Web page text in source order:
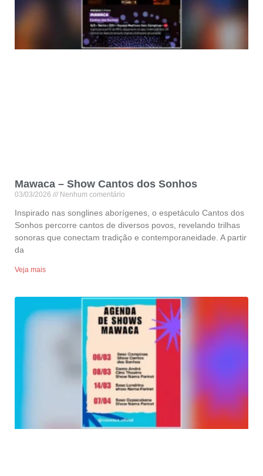
Mawaca – Show Cantos dos Sonhos
03/03/2026 Nenhum comentário
Inspirado nas songlines aborígenes, o espetáculo Cantos dos
Sonhos percorre cantos de diversos povos, revelando trilhas
sonoras que conectam tradição e contemporaneidade. A partir
da
Veja mais